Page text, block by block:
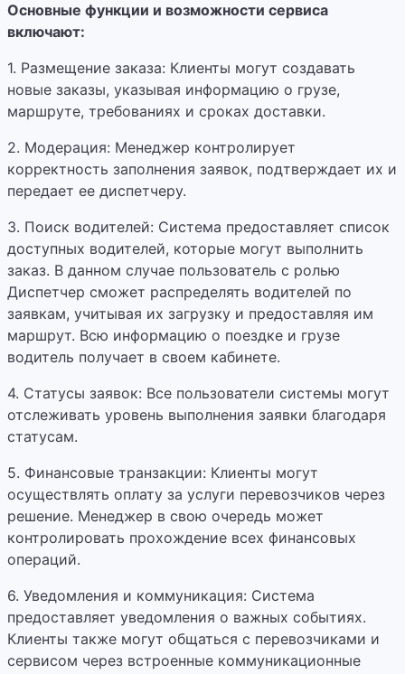
Основные функции и возможности сервиса
включают:
1. Размещение заказа: Клиенты могут создавать
новые заказы, указывая информацию о грузе,
маршруте, требованиях и сроках доставки.
2. Модерация: Менеджер контролирует
корректность заполнения заявок, подтверждает их и
передает ее диспетчеру.
3. Поиск водителей: Система предоставляет список
доступных водителей, которые могут выполнить
заказ. В данном случае пользователь с ролью
Диспетчер сможет распределять водителей по
заявкам, учитывая их загрузку и предоставляя им
маршрут. Всю информацию о поездке и грузе
водитель получает в своем кабинете.
4. Статусы заявок: Все пользователи системы могут
отслеживать уровень выполнения заявки благодаря
статусам.
5. Финансовые транзакции: Клиенты могут
осуществлять оплату за услуги перевозчиков через
решение. Менеджер в свою очередь может
контролировать прохождение всех финансовых
операций.
6. Уведомления и коммуникация: Система
предоставляет уведомления о важных событиях.
Клиенты также могут общаться с перевозчиками и
сервисом через встроенные коммуникационные